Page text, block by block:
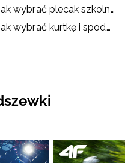
Jak wybrać plecak szkolny?
Jak wybrać kurtkę i spodnie narciarskie dla dziecka?